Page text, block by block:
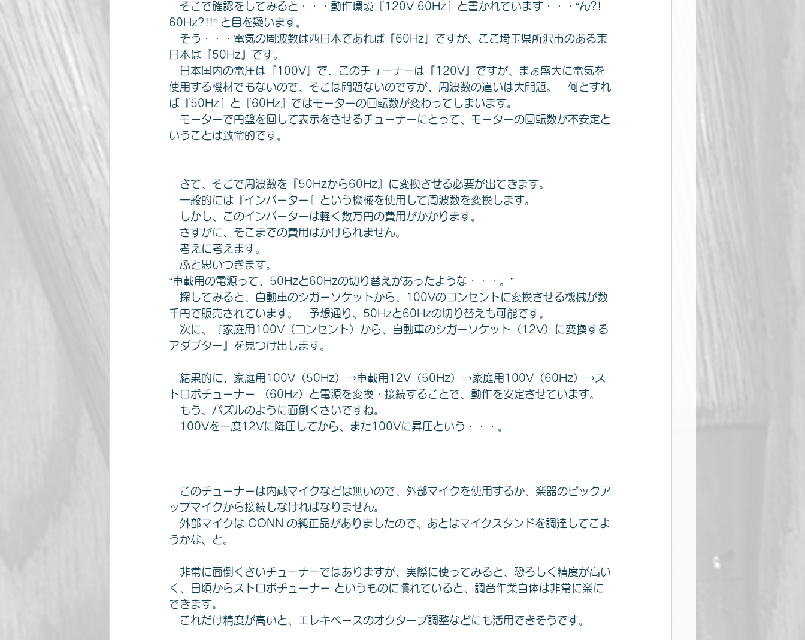
そこで確認をしてみると・・・動作環境『120V 60Hz』と書かれています・・・“ん?!
60Hz?!!” と目を疑います。
そう・・・電気の周波数は西日本であれば『60Hz』ですが、ここ埼玉県所沢市のある東
日本は『50Hz』です。
日本国内の電圧は『100V』で、このチューナーは『120V』ですが、まぁ盛大に電気を
使用する機材でもないので、そこは問題ないのですが、周波数の違いは大問題。　何とすれ
ば『50Hz』と『60Hz』ではモーターの回転数が変わってしまいます。
モーターで円盤を回して表示をさせるチューナーにとって、モーターの回転数が不安定と
いうことは致命的です。
さて、そこで周波数を『50Hzから60Hz』に変換させる必要が出てきます。
一般的には『インバーター』という機械を使用して周波数を変換します。
しかし、このインバーターは軽く数万円の費用がかかります。
さすがに、そこまでの費用はかけられません。
考えに考えます。
ふと思いつきます。
“車載用の電源って、50Hzと60Hzの切り替えがあったような・・・。”
探してみると、自動車のシガーソケットから、100Vのコンセントに変換させる機械が数
千円で販売されています。　予想通り、50Hzと60Hzの切り替えも可能です。
次に、『家庭用100V（コンセント）から、自動車のシガーソケット（12V）に変換する
アダプター』を見つけ出します。
結果的に、家庭用100V（50Hz）→車載用12V（50Hz）→家庭用100V（60Hz）→ス
トロボチューナー （60Hz）と電源を変換・接続することで、動作を安定させています。
もう、パズルのように面倒くさいですね。
100Vを一度12Vに降圧してから、また100Vに昇圧という・・・。
このチューナーは内蔵マイクなどは無いので、外部マイクを使用するか、楽器のピックア
ップマイクから接続しなければなりません。
外部マイクは CONN の純正品がありましたので、あとはマイクスタンドを調達してこよ
うかな、と。
非常に面倒くさいチューナーではありますが、実際に使ってみると、恐ろしく精度が高い
く、日頃からストロボチューナー というものに慣れていると、調音作業自体は非常に楽に
できます。
これだけ精度が高いと、エレキベースのオクターブ調整などにも活用できそうです。